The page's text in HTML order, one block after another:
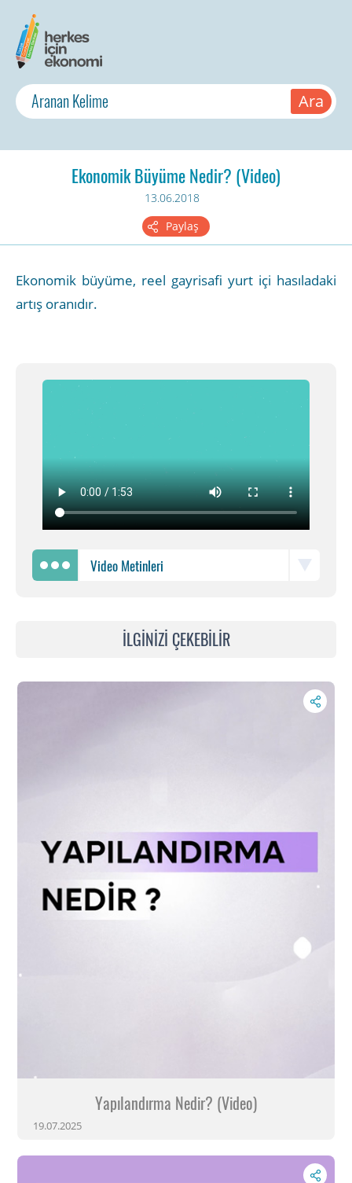
Ekonomik Büyüme Nedir? (Video)
13.06.2018
Paylaş
Ekonomik büyüme, reel gayrisafi yurt içi hasıladaki
artış oranıdır.
Video Metinleri
İLGİNİZİ ÇEKEBİLİR
Yapılandırma Nedir? (Video)
19.07.2025